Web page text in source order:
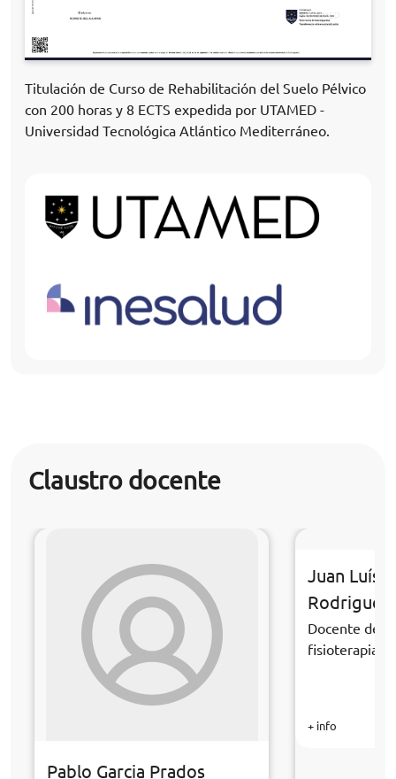
Titulación de Curso de Rehabilitación del Suelo Pélvico
con 200 horas y 8 ECTS expedida por UTAMED -
Universidad Tecnológica Atlántico Mediterráneo.
Claustro docente
Pablo Garcia Prados
Juan Luís
Rodriguez
Docente de
fisioterapia
+ info